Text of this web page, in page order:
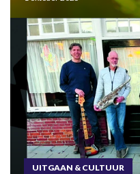
UITGAAN & CULTUUR